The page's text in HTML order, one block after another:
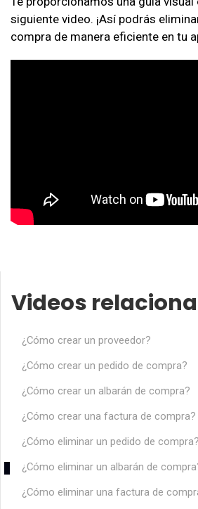
siguiente video. ¡Así podrás
compra de manera eficiente en tu
Videos
¿Cómo crear un proveedor?
¿Cómo crear un pedido de compra?
¿Cómo crear un albarán de compra?
¿Cómo crear una factura de compra?
¿Cómo eliminar un pedido de compra?
¿Cómo eliminar un albarán de
¿Cómo eliminar una factura de